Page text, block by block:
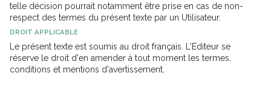
telle décision pourrait notamment être prise en cas de non-
respect des termes du présent texte par un Utilisateur.
DROIT APPLICABLE
Le présent texte est soumis au droit français. L'Editeur se
réserve le droit d'en amender à tout moment les termes,
conditions et mentions d'avertissement.